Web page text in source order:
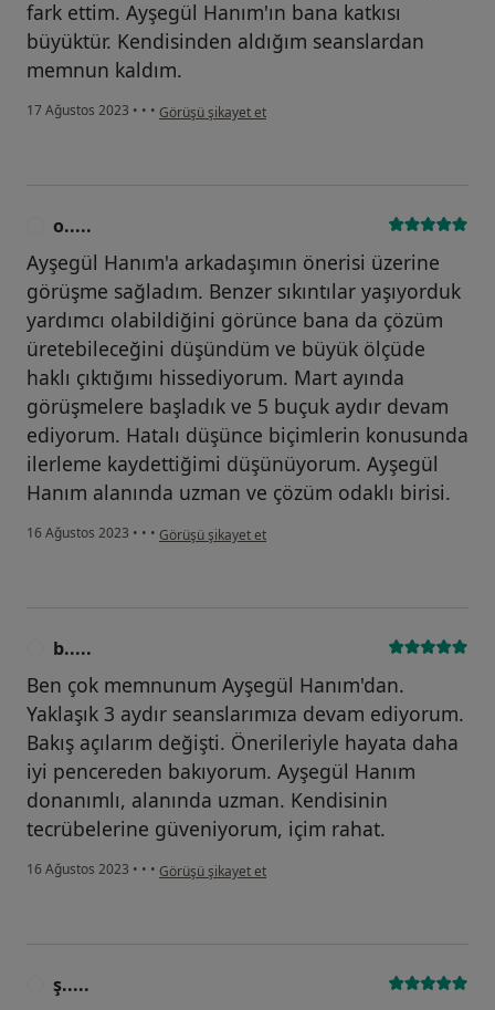
fark ettim. Ayşegül Hanım'ın bana katkısı
büyüktür. Kendisinden aldığım seanslardan
memnun kaldım.
17 Ağustos 2023 • • • kullanıcının görüşüne göre s.....
Görüşü şikayet et
o.....
Ayşegül Hanım'a arkadaşımın önerisi üzerine
görüşme sağladım. Benzer sıkıntılar yaşıyorduk
yardımcı olabildiğini görünce bana da çözüm
üretebileceğini düşündüm ve büyük ölçüde
haklı çıktığımı hissediyorum. Mart ayında
görüşmelere başladık ve 5 buçuk aydır devam
ediyorum. Hatalı düşünce biçimlerin konusunda
ilerleme kaydettiğimi düşünüyorum. Ayşegül
Hanım alanında uzman ve çözüm odaklı birisi.
16 Ağustos 2023 • • • kullanıcının görüşüne göre o.....
Görüşü şikayet et
b.....
Ben çok memnunum Ayşegül Hanım'dan.
Yaklaşık 3 aydır seanslarımıza devam ediyorum.
Bakış açılarım değişti. Önerileriyle hayata daha
iyi pencereden bakıyorum. Ayşegül Hanım
donanımlı, alanında uzman. Kendisinin
tecrübelerine güveniyorum, içim rahat.
16 Ağustos 2023 • • • kullanıcının görüşüne göre b.....
Görüşü şikayet et
ş.....